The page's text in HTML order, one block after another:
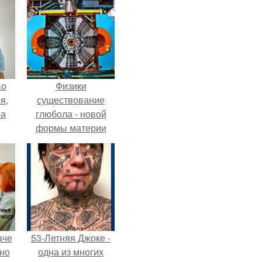
Физики
существование
глюбола - новой
формы материи
подтвердили.
53-Летняя Джоке -
одна из многих